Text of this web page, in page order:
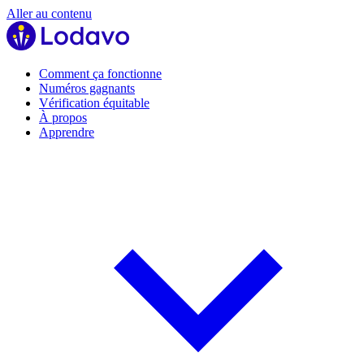
Aller au contenu
Comment ça fonctionne
Numéros gagnants
Vérification équitable
À propos
Apprendre